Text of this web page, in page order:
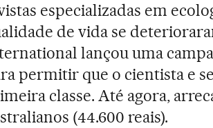
especializadas em
de vida se
lançou uma
permitir que o cientista e
classe. Até agora,
(44.600 reais).